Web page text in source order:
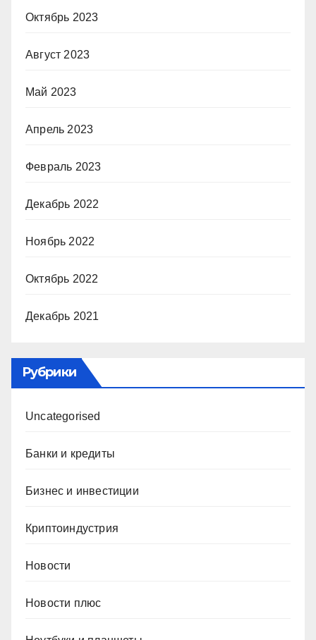
Октябрь 2023
Август 2023
Май 2023
Апрель 2023
Февраль 2023
Декабрь 2022
Ноябрь 2022
Октябрь 2022
Декабрь 2021
Рубрики
Uncategorised
Банки и кредиты
Бизнес и инвестиции
Криптоиндустрия
Новости
Новости плюс